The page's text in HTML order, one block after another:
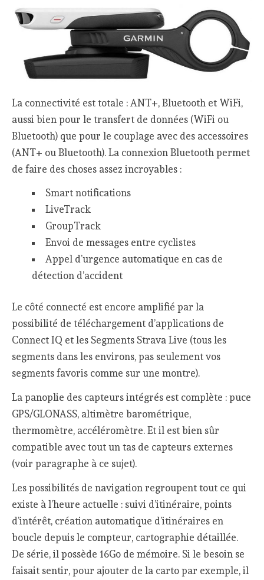
La connectivité est totale : ANT+, Bluetooth et WiFi,
aussi bien pour le transfert de données (WiFi ou
Bluetooth) que pour le couplage avec des accessoires
(ANT+ ou Bluetooth). La connexion Bluetooth permet
de faire des choses assez incroyables :
Smart notifications
LiveTrack
GroupTrack
Envoi de messages entre cyclistes
Appel d’urgence automatique en cas de
détection d’accident
Le côté connecté est encore amplifié par la
possibilité de téléchargement d’applications de
Connect IQ et les Segments Strava Live (tous les
segments dans les environs, pas seulement vos
segments favoris comme sur une montre).
La panoplie des capteurs intégrés est complète : puce
GPS/GLONASS, altimètre barométrique,
thermomètre, accéléromètre. Et il est bien sûr
compatible avec tout un tas de capteurs externes
(voir paragraphe à ce sujet).
Les possibilités de navigation regroupent tout ce qui
existe à l’heure actuelle : suivi d’itinéraire, points
d’intérêt, création automatique d’itinéraires en
boucle depuis le compteur, cartographie détaillée.
De série, il possède 16Go de mémoire. Si le besoin se
faisait sentir, pour ajouter de la carto par exemple, il